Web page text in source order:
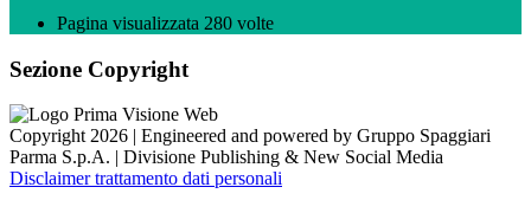
Pagina visualizzata 280 volte
Sezione Copyright
Copyright 2026 | Engineered and powered by Gruppo Spaggiari
Parma S.p.A. | Divisione Publishing & New Social Media
Disclaimer trattamento dati personali